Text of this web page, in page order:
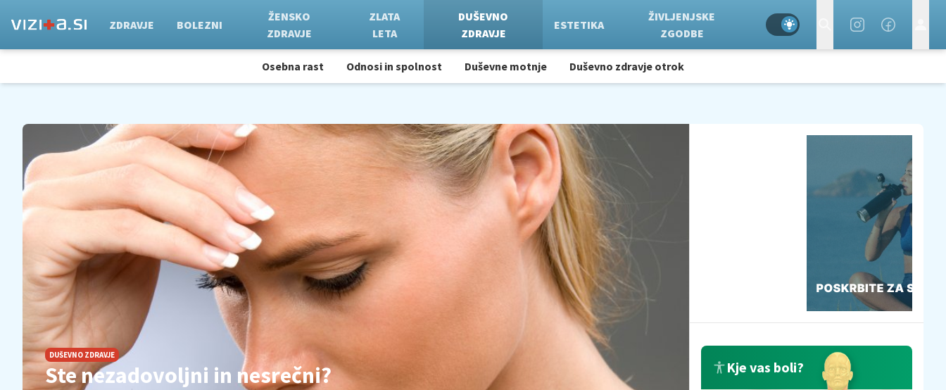
ZDRAVJE BOLEZNI
ŽENSKO
ZDRAVJE
ZLATA
LETA
DUŠEVNO
ZDRAVJE
ESTETIKA
ŽIVLJENJSKE
ZGODBE
Osebna rast Odnosi in spolnost Duševne motnje Duševno zdravje otrok
DUŠEVNO ZDRAVJE
Ste nezadovoljni in nesrečni? Kje vas boli?